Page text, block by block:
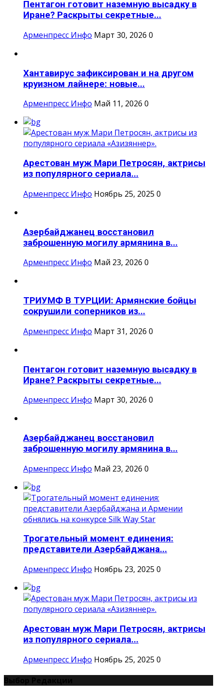
Пентагон готовит наземную высадку в
Иране? Раскрыты секретные...
Арменпресс Инфо Март 30, 2026 0
Хантавирус зафиксирован и на другом
круизном лайнере: новые...
Арменпресс Инфо Май 11, 2026 0
Арестован муж Мари Петросян, актрисы
из популярного сериала...
Арменпресс Инфо Ноябрь 25, 2025 0
Азербайджанец восстановил
заброшенную могилу армянина в...
Арменпресс Инфо Май 23, 2026 0
ТРИУМФ В ТУРЦИИ: Армянские бойцы
сокрушили соперников из...
Арменпресс Инфо Март 31, 2026 0
Пентагон готовит наземную высадку в
Иране? Раскрыты секретные...
Арменпресс Инфо Март 30, 2026 0
Азербайджанец восстановил
заброшенную могилу армянина в...
Арменпресс Инфо Май 23, 2026 0
Трогательный момент единения:
представители Азербайджана...
Арменпресс Инфо Ноябрь 23, 2025 0
Арестован муж Мари Петросян, актрисы
из популярного сериала...
Арменпресс Инфо Ноябрь 25, 2025 0